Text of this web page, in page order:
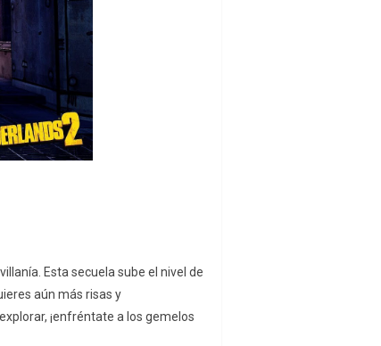
Esta secuela sube el nivel de
aún más risas y
¡enfréntate a los gemelos